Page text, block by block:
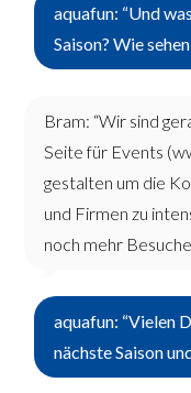
aquafun: “Und
Saison? Wie
Bram: “Wir sind
Seite für Events
gestalten um die
und Firmen zu
noch mehr
aquafun: “Vielen
nächste Saison